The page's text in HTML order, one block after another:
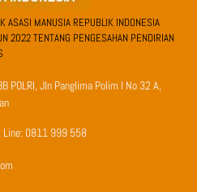
ASASI MANUSIA REPUBLIK INDONESIA
TENTANG PENGESAHAN PENDIRIAN
POLRI, Jln Panglima Polim I No 32 A,
Line: 0811 999 558